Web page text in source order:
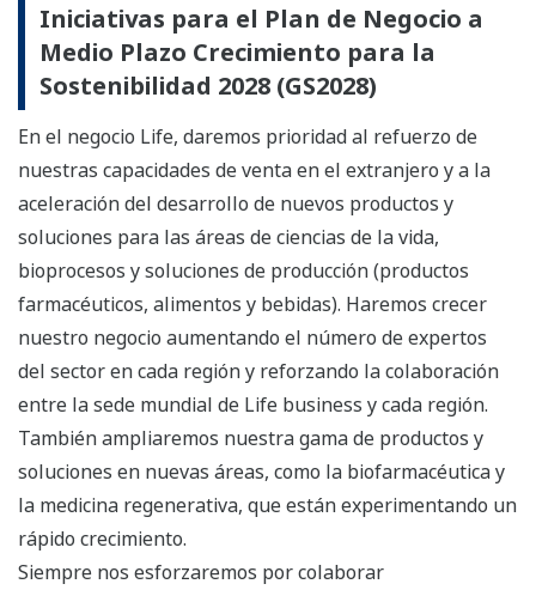
Iniciativas para el Plan de Negocio a
Medio Plazo Crecimiento para la
Sostenibilidad 2028 (GS2028)
En el negocio Life, daremos prioridad al refuerzo de
nuestras capacidades de venta en el extranjero y a la
aceleración del desarrollo de nuevos productos y
soluciones para las áreas de ciencias de la vida,
bioprocesos y soluciones de producción (productos
farmacéuticos, alimentos y bebidas). Haremos crecer
nuestro negocio aumentando el número de expertos
del sector en cada región y reforzando la colaboración
entre la sede mundial de Life business y cada región.
También ampliaremos nuestra gama de productos y
soluciones en nuevas áreas, como la biofarmacéutica y
la medicina regenerativa, que están experimentando un
rápido crecimiento.
Siempre nos esforzaremos por colaborar